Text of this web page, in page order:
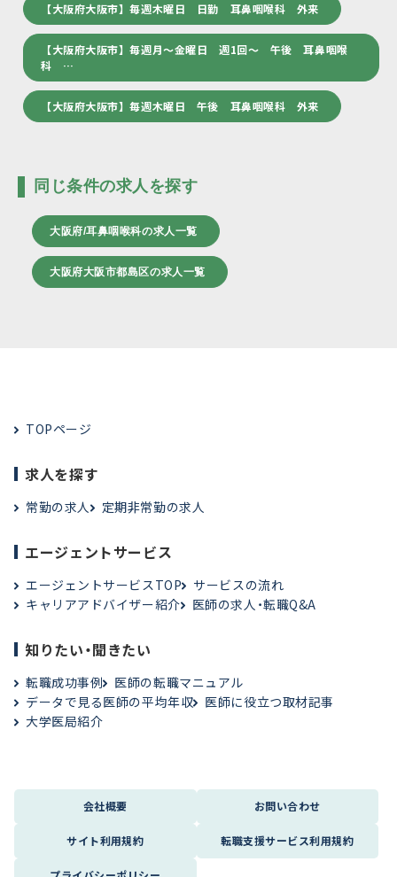
【大阪府大阪市】毎週木曜日 日勤 耳鼻咽喉科 外来
【大阪府大阪市】毎週月～金曜日 週1回～ 午後 耳鼻咽喉
科 …
【大阪府大阪市】毎週木曜日 午後 耳鼻咽喉科 外来
同じ条件の求人を探す
大阪府/耳鼻咽喉科の求人一覧
大阪府大阪市都島区の求人一覧
TOPページ
求人を探す
常勤の求人 定期非常勤の求人
エージェントサービス
エージェントサービスTOP
サービスの流れ
キャリアアドバイザー紹介
医師の求人・転職Q&A
知りたい・聞きたい
転職成功事例
医師の転職マニュアル
データで見る医師の平均年収
医師に役立つ取材記事
大学医局紹介
会社概要 お問い合わせ
サイト利用規約 転職支援サービス利用規約